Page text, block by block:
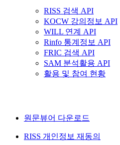
RISS 검색 API
KOCW 강의정보 API
WILL 연계 API
Rinfo 통계정보 API
FRIC 검색 API
SAM 분석활용 API
활용 및 참여 현황
원문뷰어 다운로드
RISS 개인정보 재동의